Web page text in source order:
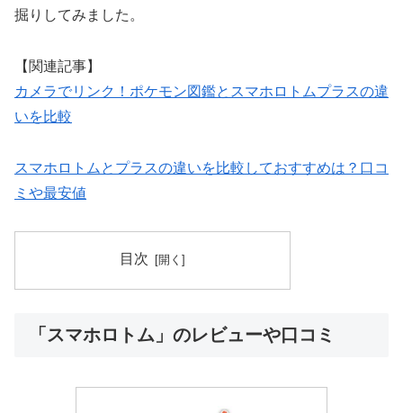
掘りしてみました。
【関連記事】
カメラでリンク！ポケモン図鑑とスマホロトムプラスの違
いを比較
スマホロトムとプラスの違いを比較しておすすめは？口コ
ミや最安値
目次
「スマホロトム」のレビューや口コミ